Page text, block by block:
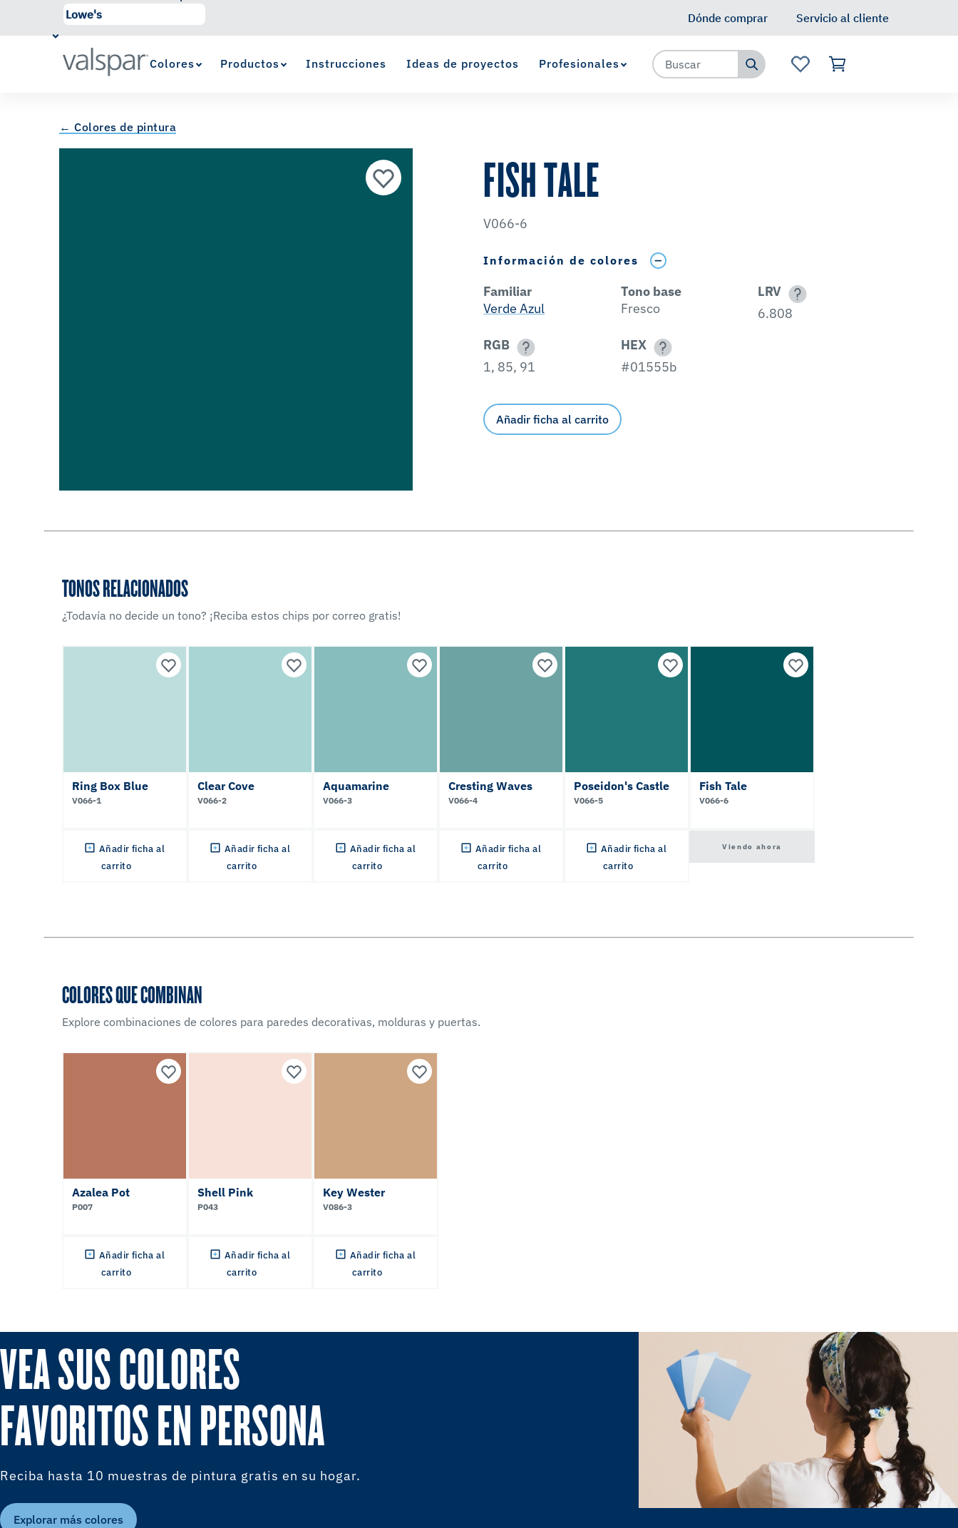
Dónde comprar
Servicio al cliente
Colores Productos Instrucciones Ideas de proyectos Profesionales
← Colores de pintura
FISH TALE
V066-6
Información de colores
Familiar
Verde Azul
Tono base
Fresco
LRV
6.808
RGB
1, 85, 91
HEX
#01555b
Añadir ficha al carrito
TONOS RELACIONADOS
¿Todavía no decide un tono? ¡Reciba estos chips por correo gratis!
Ring Box Blue
V066-1
Añadir ficha al
carrito
Clear Cove
V066-2
Añadir ficha al
carrito
Aquamarine
V066-3
Añadir ficha al
carrito
Cresting Waves
V066-4
Añadir ficha al
carrito
Poseidon's Castle
V066-5
Añadir ficha al
carrito
Fish Tale
V066-6
Viendo ahora
COLORES QUE COMBINAN
Explore combinaciones de colores para paredes decorativas, molduras y puertas.
Azalea Pot
P007
Añadir ficha al
carrito
Shell Pink
P043
Añadir ficha al
carrito
Key Wester
V086-3
Añadir ficha al
carrito
VEA SUS COLORES
FAVORITOS EN PERSONA
Reciba hasta 10 muestras de pintura gratis en su hogar.
Explorar más colores